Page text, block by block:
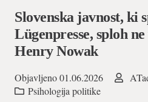
Slovenska javnost, ki
Lügenpresse, sploh
Henry Nowak
Objavljeno01.06.2026
Psihologija politike